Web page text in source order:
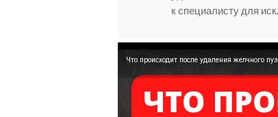
к специалисту для
Что происходит после удаления желчного